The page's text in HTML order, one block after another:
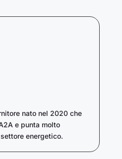
nato nel 2020 che
e punta molto
energetico.